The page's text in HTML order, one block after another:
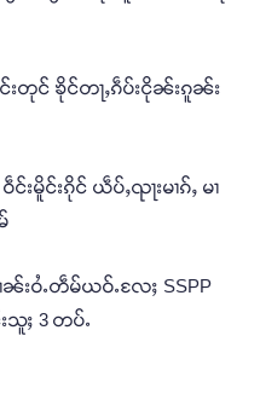
င်းတုင် ၶိုင်တႃႇၵဵပ်းငိုၼ်းၵူၼ်း
းမိူင်းၵိုင် ယဵပ်ႇၺႃးမၢၵ်ႇ မၢ
ၼ်းဝႆႉတဵမ်ယဝ်ႉလႄႈ SSPP
ႈ 3 တပ်ႉ